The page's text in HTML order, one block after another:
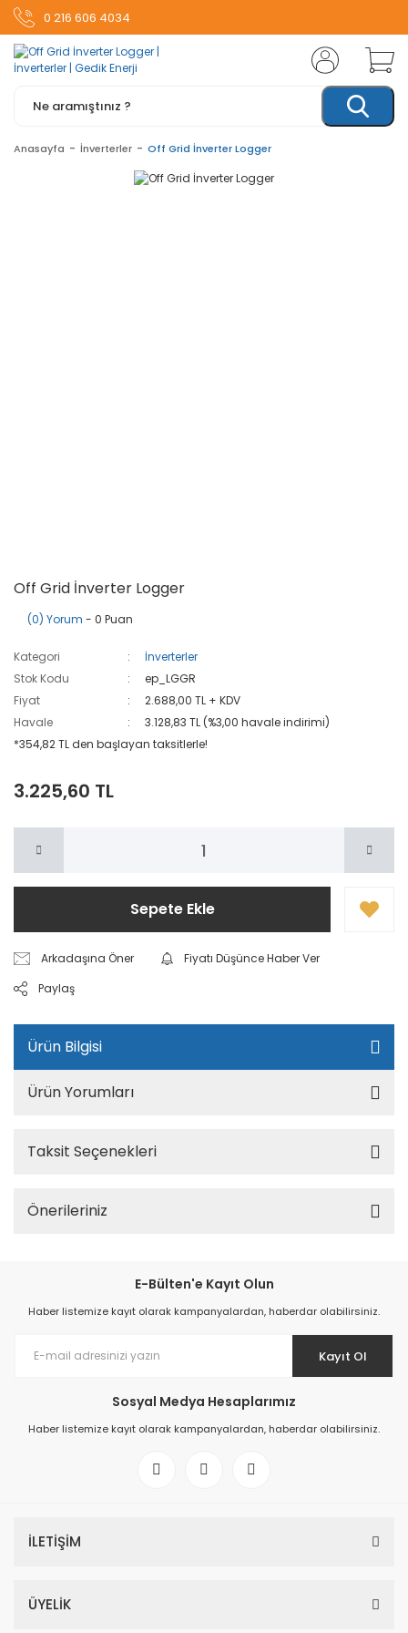
0 216 606 4034
Anasayfa İnverterler Off Grid İnverter Logger
Off Grid İnverter Logger
(0) Yorum - 0 Puan
Kategori
İnverterler
Stok Kodu
ep_LGGR
Fiyat
2.688,00 TL + KDV
Havale
3.128,83 TL (%3,00 havale indirimi)
*354,82 TL den başlayan taksitlerle!
3.225,60 TL
Sepete Ekle
Arkadaşına Öner
Fiyatı Düşünce Haber Ver
Paylaş
Ürün Bilgisi
Ürün Yorumları
Taksit Seçenekleri
Önerileriniz
E-Bülten'e Kayıt Olun
Haber listemize kayıt olarak kampanyalardan, haberdar olabilirsiniz.
Kayıt Ol
Sosyal Medya Hesaplarımız
Haber listemize kayıt olarak kampanyalardan, haberdar olabilirsiniz.
İLETİŞİM
ÜYELİK